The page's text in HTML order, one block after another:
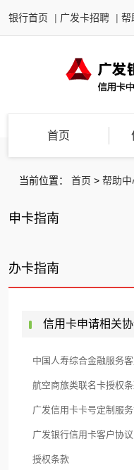
银行首页 | 广发卡招聘 | 帮
首页
当前位置： 首页 > 帮助中
申卡指南
办卡指南
信用卡申请相关
航空商旅类联名卡授权
广发信用卡卡号定制服
授权条款